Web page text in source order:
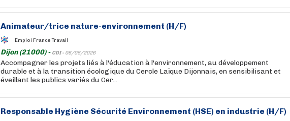
Animateur/trice nature-environnement (H/F)
Emploi France Travail
Dijon (21000) - CDI - 06/08/2026
Accompagner les projets liés à l'éducation à l'environnement, au développement
durable et à la transition écologique du Cercle Laïque Dijonnais, en sensibilisant et
éveillant les publics variés du Cer...
Responsable Hygiène Sécurité Environnement (HSE) en industrie (H/F)